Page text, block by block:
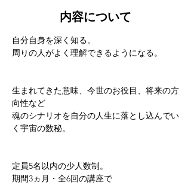
内容について
自分自身を深く知る。
周りの人がよく理解できるようになる。
生まれてきた意味、今世のお役目、将来の方
向性など
魂のシナリオを自分の人生に落とし込んでい
く宇宙の数秘。
定員5名以内の少人数制。
期間3ヵ月・全6回の講座で